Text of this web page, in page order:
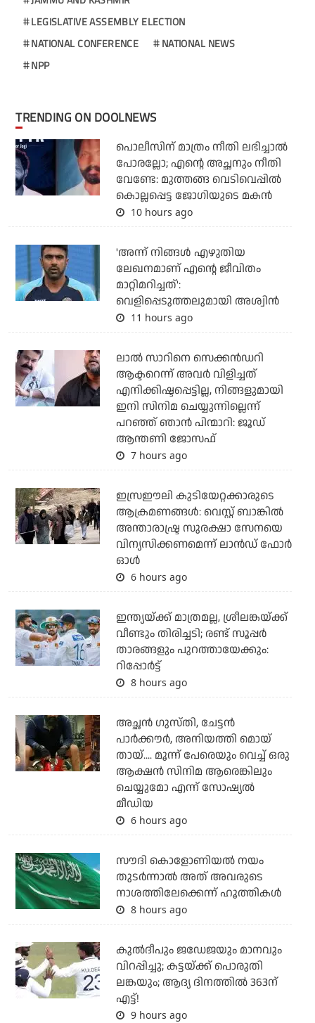
LEGISLATIVE ASSEMBLY ELECTION
NATIONAL CONFERENCE
NATIONAL NEWS
NPP
TRENDING ON DOOLNEWS
പൊലീസിന് മാത്രം നീതി ലഭിച്ചാല്‍
പോരല്ലോ; എന്റെ അച്ഛനും നീതി
വേണ്ടേ: മുത്തങ്ങ വെടിവെപ്പില്‍
കൊല്ലപ്പെട്ട ജോഗിയുടെ മകന്‍
10 hours ago
'അന്ന് നിങ്ങള്‍ എഴുതിയ
ലേഖനമാണ് എന്റെ ജീവിതം
മാറ്റിമറിച്ചത്':
വെളിപ്പെടുത്തലുമായി അശ്വിന്‍
11 hours ago
ലാല്‍ സാറിനെ സെക്കന്‍ഡറി
ആക്ടറെന്ന് അവര്‍ വിളിച്ചത്
എനിക്കിഷ്ടപ്പെട്ടില്ല, നിങ്ങളുമായി
ഇനി സിനിമ ചെയ്യുന്നില്ലെന്ന്
പറഞ്ഞ് ഞാന്‍ പിന്മാറി: ജൂഡ്
ആന്തണി ജോസഫ്
7 hours ago
ഇസ്രഈലി കുടിയേറ്റക്കാരുടെ
ആക്രമണങ്ങള്‍: വെസ്റ്റ് ബാങ്കില്‍
അന്താരാഷ്ട്ര സുരക്ഷാ സേനയെ
വിന്യസിക്കണമെന്ന് ലാന്‍ഡ് ഫോര്‍
ഓള്‍
6 hours ago
ഇന്ത്യയ്ക്ക് മാത്രമല്ല, ശ്രീലങ്കയ്ക്ക്
വീണ്ടും തിരിച്ചടി; രണ്ട് സൂപ്പര്‍
താരങ്ങളും പുറത്തായേക്കും:
റിപ്പോര്‍ട്ട്
8 hours ago
അച്ഛന്‍ ഗുസ്തി, ചേട്ടന്‍
പാര്‍ക്കൗര്‍, അനിയത്തി മൊയ്
തായ്.... മൂന്ന് പേരെയും വെച്ച് ഒരു
ആക്ഷന്‍ സിനിമ ആരെങ്കിലും
ചെയ്യുമോ എന്ന് സോഷ്യല്‍
മീഡിയ
6 hours ago
സൗദി കൊളോണിയല്‍ നയം
തുടര്‍ന്നാല്‍ അത് അവരുടെ
നാശത്തിലേക്കെന്ന് ഹൂത്തികള്‍
8 hours ago
കുല്‍ദീപും ജഡേജയും മാനവും
വിറപ്പിച്ചു; കട്ടയ്ക്ക് പൊരുതി
ലങ്കയും; ആദ്യ ദിനത്തില്‍ 363ന്
എട്ട്!
9 hours ago